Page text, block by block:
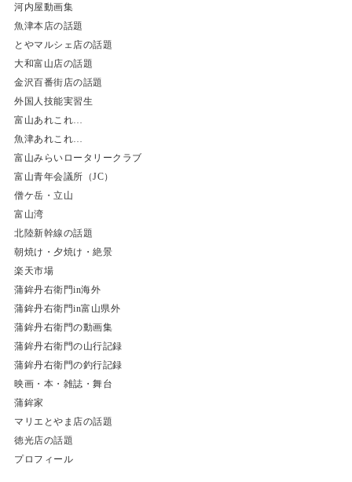
河内屋動画集
魚津本店の話題
とやマルシェ店の話題
大和富山店の話題
金沢百番街店の話題
外国人技能実習生
富山あれこれ…
魚津あれこれ…
富山みらいロータリークラブ
富山青年会議所（JC）
僧ケ岳・立山
富山湾
北陸新幹線の話題
朝焼け・夕焼け・絶景
楽天市場
蒲鉾丹右衛門in海外
蒲鉾丹右衛門in富山県外
蒲鉾丹右衛門の動画集
蒲鉾丹右衛門の山行記録
蒲鉾丹右衛門の釣行記録
映画・本・雑誌・舞台
蒲鉾家
マリエとやま店の話題
徳光店の話題
プロフィール